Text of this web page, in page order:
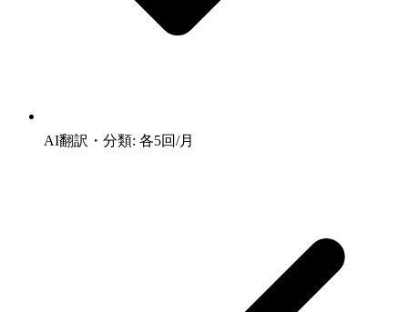
AI翻訳・分類: 各5回/月